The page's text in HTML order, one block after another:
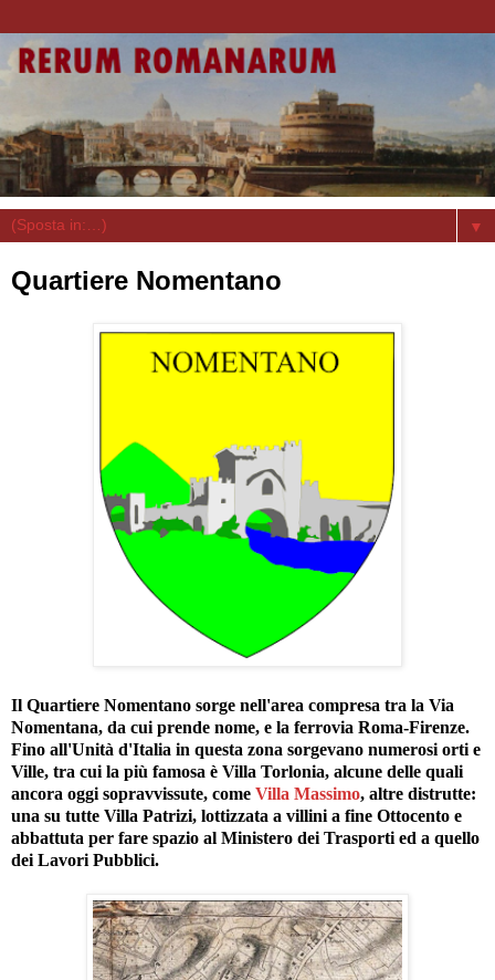
▼
Quartiere Nomentano
Il Quartiere Nomentano sorge nell'area compresa tra la Via
Nomentana, da cui prende nome, e la ferrovia Roma-Firenze.
Fino all'Unità d'Italia in questa zona sorgevano numerosi orti e
Ville, tra cui la più famosa è Villa Torlonia, alcune delle quali
ancora oggi sopravvissute, come Villa Massimo, altre distrutte:
una su tutte Villa Patrizi, lottizzata a villini a fine Ottocento e
abbattuta per fare spazio al Ministero dei Trasporti ed a quello
dei Lavori Pubblici.